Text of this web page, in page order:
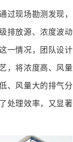
过现场勘测发现，
排放源、浓度波动
一情况，团队设计
，将浓度高、风量
、风量大的排气分
处理效率，又显著